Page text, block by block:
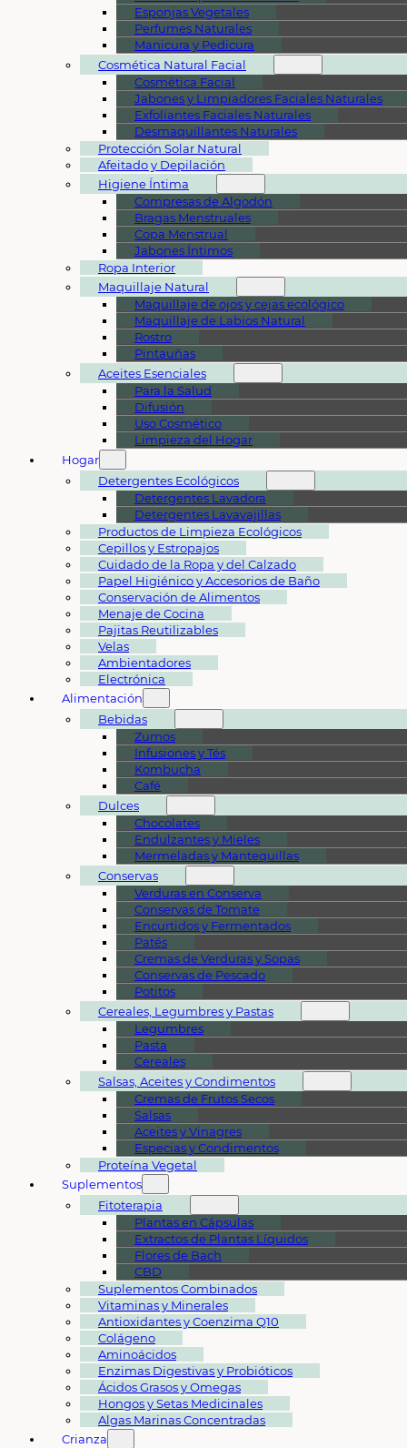
Esponjas Vegetales
Perfumes Naturales
Manicura y Pedicura
Cosmética Natural Facial
Cosmética Facial
Jabones y Limpiadores Faciales Naturales
Exfoliantes Faciales Naturales
Desmaquillantes Naturales
Protección Solar Natural
Afeitado y Depilación
Higiene Íntima
Compresas de Algodón
Bragas Menstruales
Copa Menstrual
Jabones Íntimos
Ropa Interior
Maquillaje Natural
Maquillaje de ojos y cejas ecológico
Maquillaje de Labios Natural
Rostro
Pintauñas
Aceites Esenciales
Para la Salud
Difusión
Uso Cosmético
Limpieza del Hogar
Hogar
Detergentes Ecológicos
Detergentes Lavadora
Detergentes Lavavajillas
Productos de Limpieza Ecológicos
Cepillos y Estropajos
Cuidado de la Ropa y del Calzado
Papel Higiénico y Accesorios de Baño
Conservación de Alimentos
Menaje de Cocina
Pajitas Reutilizables
Velas
Ambientadores
Electrónica
Alimentación
Bebidas
Zumos
Infusiones y Tés
Kombucha
Café
Dulces
Chocolates
Endulzantes y Mieles
Mermeladas y Mantequillas
Conservas
Verduras en Conserva
Conservas de Tomate
Encurtidos y Fermentados
Patés
Cremas de Verduras y Sopas
Conservas de Pescado
Potitos
Cereales, Legumbres y Pastas
Legumbres
Pasta
Cereales
Salsas, Aceites y Condimentos
Cremas de Frutos Secos
Salsas
Aceites y Vinagres
Especias y Condimentos
Proteína Vegetal
Suplementos
Fitoterapia
Plantas en Cápsulas
Extractos de Plantas Líquidos
Flores de Bach
CBD
Suplementos Combinados
Vitaminas y Minerales
Antioxidantes y Coenzima Q10
Colágeno
Aminoácidos
Enzimas Digestivas y Probióticos
Ácidos Grasos y Omegas
Hongos y Setas Medicinales
Algas Marinas Concentradas
Crianza